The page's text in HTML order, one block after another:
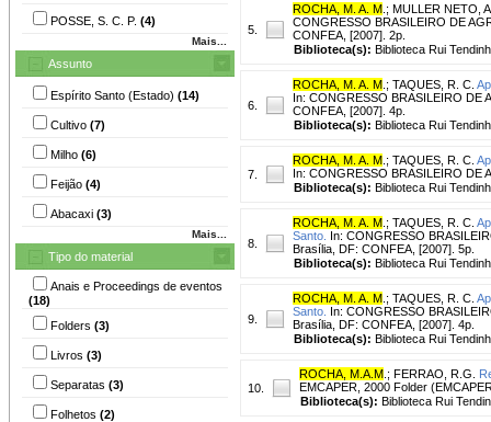
POSSE, S. C. P. (4)
Mais...
Assunto
Espírito Santo (Estado) (14)
Cultivo (7)
Milho (6)
Feijão (4)
Abacaxi (3)
Mais...
Tipo do material
Anais e Proceedings de eventos
(18)
Folders (3)
Livros (3)
Separatas (3)
Folhetos (2)
5.
ROCHA, M. A. M ; MULLER NETO,
CONGRESSO BRASILEIRO DE
CONFEA, [2007]. 2p.
Biblioteca(s): Biblioteca Rui
6.
ROCHA, M. A. M ; TAQUES, R. C.
In: CONGRESSO BRASILEIRO DE
CONFEA, [2007]. 4p.
Biblioteca(s): Biblioteca Rui
7.
ROCHA, M. A. M ; TAQUES, R. C.
In: CONGRESSO BRASILEIRO DE
Biblioteca(s): Biblioteca Rui
8.
ROCHA, M. A. M ; TAQUES, R. C.
Santo. In: CONGRESSO
Brasília, DF: CONFEA, [2007]. 5p.
Biblioteca(s): Biblioteca Rui
9.
ROCHA, M. A. M ; TAQUES, R. C.
Santo. In: CONGRESSO
Brasília, DF: CONFEA, [2007]. 4p.
Biblioteca(s): Biblioteca Rui
10.
ROCHA, M.A.M ; FERRAO, R.G.
EMCAPER, 2000 Folder
Biblioteca(s): Biblioteca Rui